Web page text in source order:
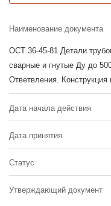
Наименование документа
ОСТ 36-45-81 Детали
сварные и гнутые Ду до
Ответвления. Конструкция
Дата начала действия
Дата принятия
Статус
Утверждающий документ